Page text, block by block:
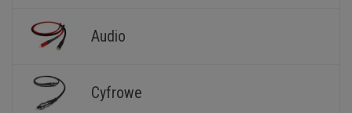
Audio
Cyfrowe